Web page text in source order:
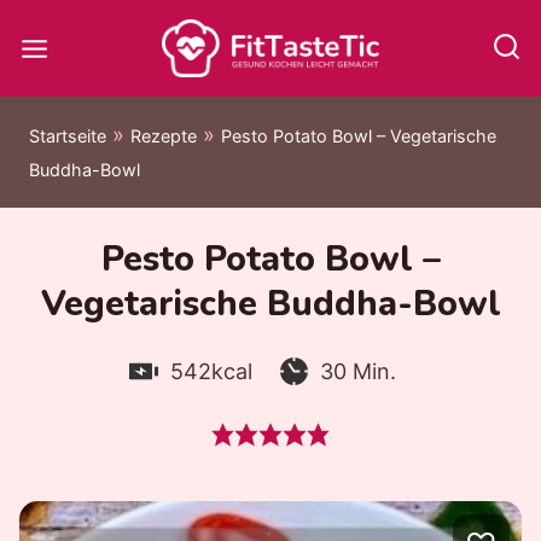
Inhalt
Startseite » Rezepte » Pesto Potato Bowl – Vegetarische
Buddha-Bowl
Pesto Potato Bowl –
Vegetarische Buddha-Bowl
Kalorien:
542kcal Zubereitungszeit:
30Minuten
Min.